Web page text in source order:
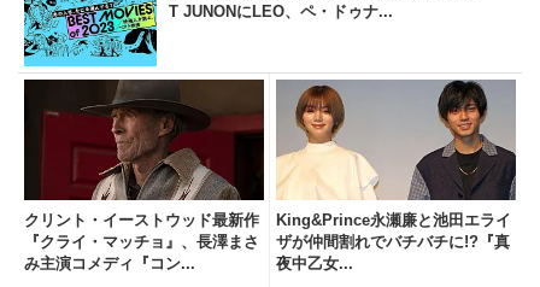
T JUNONにLEO、ペ・ドゥナ...
クリント・イーストウッド最新作
『クライ・マッチョ』、長澤まさ
み主演コメディ『コン...
King&Prince永瀬廉と池田エライ
ザが仲間割れでバチバチに!?『真
夜中乙女...